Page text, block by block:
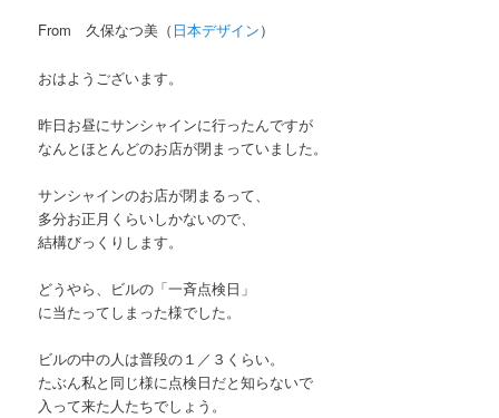
From 久保なつ美（ 日本デザイン）
おはようございます。
昨日お昼にサンシャインに行ったんですが
なんとほとんどのお店が閉まっていました。
サンシャインのお店が閉まるって、
多分お正月くらいしかないので、
結構びっくりします。
どうやら、ビルの「一斉点検日」
に当たってしまった様でした。
ビルの中の人は普段の１／３くらい。
たぶん私と同じ様に点検日だと知らないで
入って来た人たちでしょう。